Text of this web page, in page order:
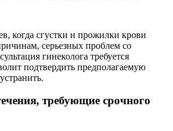
когда сгустки и прожилки крови
серьезных проблем со
гинеколога требуется
подтвердить предполагаемую
требующие срочного